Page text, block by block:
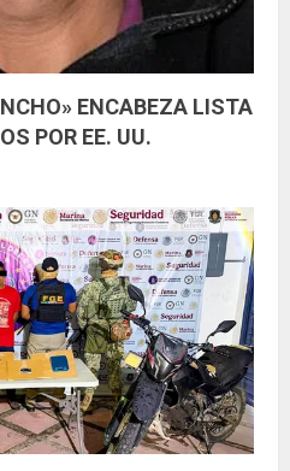
ENCABEZA LISTA
POR EE. UU.